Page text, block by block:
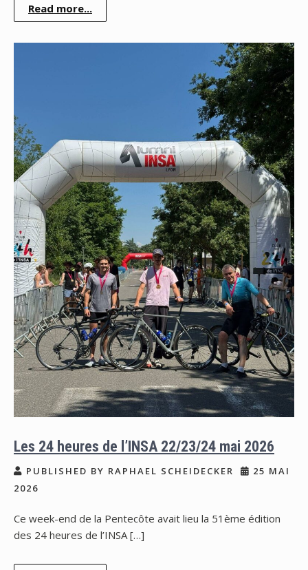
Read more...
Les 24 heures de l’INSA 22/23/24 mai 2026
PUBLISHED BY RAPHAEL SCHEIDECKER
25 MAI
2026
Ce week-end de la Pentecôte avait lieu la 51ème édition
des 24 heures de l’INSA […]